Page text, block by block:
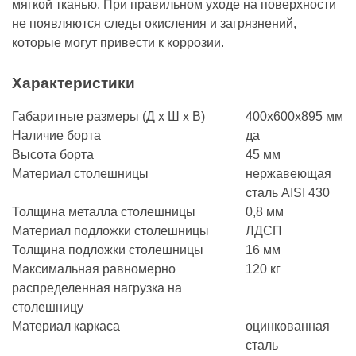
мягкой тканью. При правильном уходе на поверхности
не появляются следы окисления и загрязнений,
которые могут привести к коррозии.
Характеристики
Габаритные размеры (Д х Ш х В)
400х600х895 мм
Наличие борта
да
Высота борта
45 мм
Материал столешницы
нержавеющая
сталь AISI 430
Толщина металла столешницы
0,8 мм
Материал подложки столешницы
ЛДСП
Толщина подложки столешницы
16 мм
Максимальная равномерно
распределенная нагрузка на
столешницу
120 кг
Материал каркаса
оцинкованная
сталь